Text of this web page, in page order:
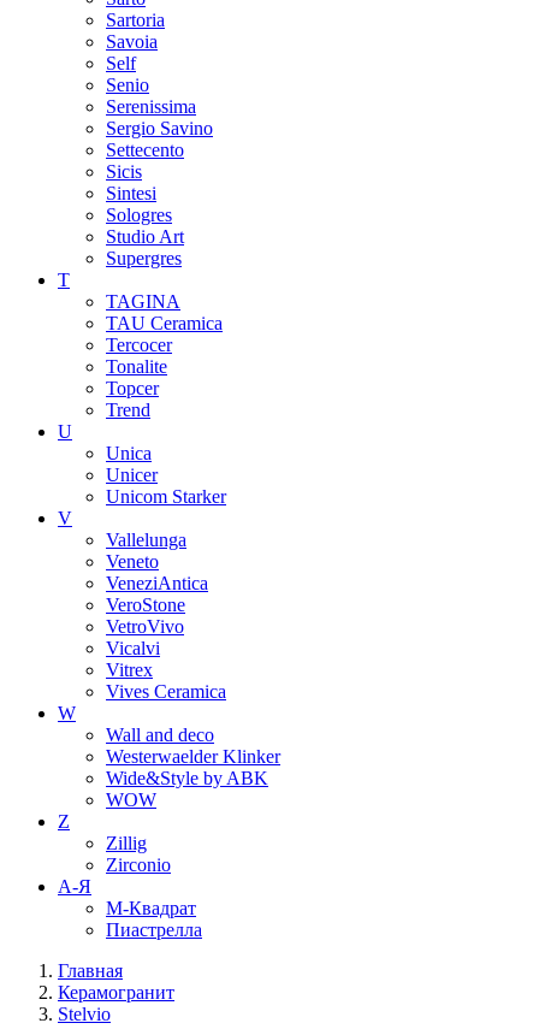
Sartoria
Savoia
Self
Senio
Serenissima
Sergio Savino
Settecento
Sicis
Sintesi
Sologres
Studio Art
Supergres
T
TAGINA
TAU Ceramica
Tercocer
Tonalite
Topcer
Trend
U
Unica
Unicer
Unicom Starker
V
Vallelunga
Veneto
VeneziAntica
VeroStone
VetroVivo
Vicalvi
Vitrex
Vives Ceramica
W
Wall and deco
Westerwaelder Klinker
Wide&Style by ABK
WOW
Z
Zillig
Zirconio
А-Я
М-Квадрат
Пиастрелла
Главная
Керамогранит
Stelvio